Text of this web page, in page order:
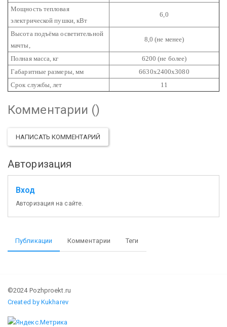
Мощность тепловая
электрической пушки, кВт
6,0
Высота подъёма осветительной
мачты,
8,0 (не менее)
Полная масса, кг
6200 (не более)
Габаритные размеры, мм
6630х2400х3080
Срок службы, лет
11
Комментарии ()
НАПИСАТЬ КОММЕНТАРИЙ
Авторизация
Вход
Авторизация на сайте.
Публикации Комментарии Теги
©2024 Pozhproekt.ru
Created by Kukharev